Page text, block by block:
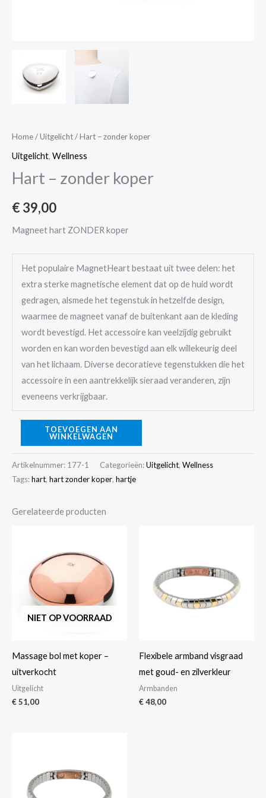
Home/Uitgelicht/ Hart – zonder koper
Uitgelicht, Wellness
Hart – zonder koper
€39,00
Magneet hart ZONDER koper
Het populaire MagnetHeart bestaat uit twee delen: het
extra sterke magnetische element dat op de huid wordt
gedragen, alsmede het tegenstuk in hetzelfde design,
waarmee de magneet vanaf de buitenkant aan de kleding
wordt bevestigd. Het accessoire kan veelzijdig gebruikt
worden en kan worden bevestigd aan elk willekeurig deel
van het lichaam. Diverse decoratieve tegenstukken die het
accessoire in een aantrekkelijk sieraad veranderen, zijn
eveneens verkrijgbaar.
TOEVOEGEN AAN
WINKELWAGEN
Artikelnummer: 177-1 Categorieën:Uitgelicht, Wellness
Tags:hart, hart zonder koper, hartje
Gerelateerde producten
NIET OP VOORRAAD
Massage bol met koper –
uitverkocht
Uitgelicht
€51,00
Flexibele armband visgraad
met goud- en zilverkleur
Armbanden
€48,00